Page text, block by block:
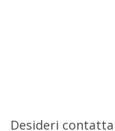
Desideri